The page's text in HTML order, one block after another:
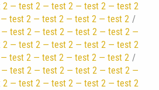
— test 2 — test 2 — test 2 — test 2
test 2 — test 2 — test 2 — test 2
test 2 — test 2 — test 2 — test 2 —
— test 2 — test 2 — test 2 — test 2
test 2 — test 2 — test 2 — test 2
test 2 — test 2 — test 2 — test 2 —
— test 2 — test 2 — test 2 — test 2